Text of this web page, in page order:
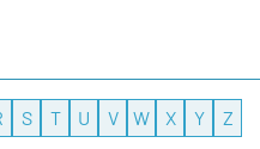
S T U V W X Y Z